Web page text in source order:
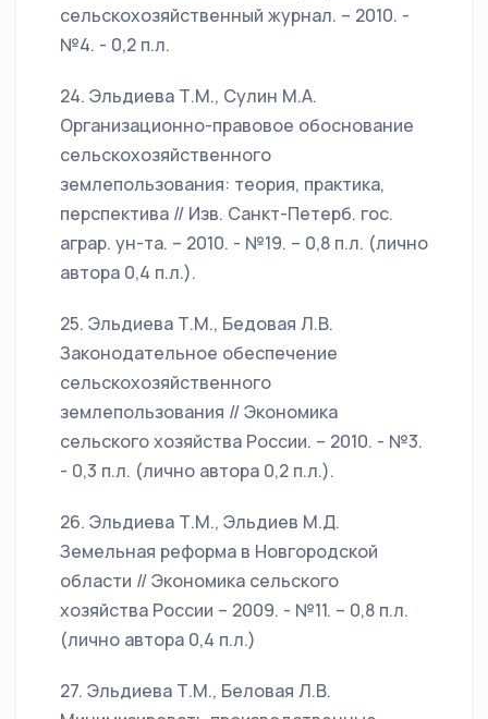
сельскохозяйственный журнал. – 2010. -
№4. - 0,2 п.л.
24. Эльдиева Т.М., Сулин М.А.
Организационно-правовое обоснование
сельскохозяйственного
землепользования: теория, практика,
перспектива // Изв. Санкт-Петерб. гос.
аграр. ун-та. – 2010. - №19. – 0,8 п.л. (лично
автора 0,4 п.л.).
25. Эльдиева Т.М., Бедовая Л.В.
Законодательное обеспечение
сельскохозяйственного
землепользования // Экономика
сельского хозяйства России. – 2010. - №3.
- 0,3 п.л. (лично автора 0,2 п.л.).
26. Эльдиева Т.М., Эльдиев М.Д.
Земельная реформа в Новгородской
области // Экономика сельского
хозяйства России – 2009. - №11. – 0,8 п.л.
(лично автора 0,4 п.л.)
27. Эльдиева Т.М., Беловая Л.В.